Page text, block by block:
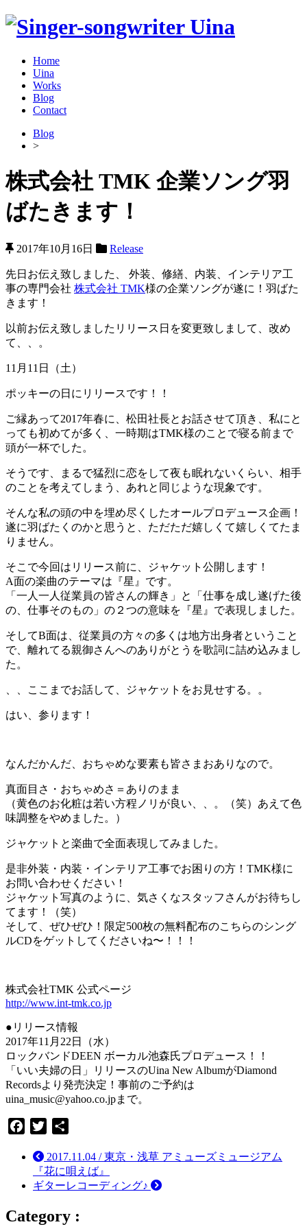
Home
Uina
Works
Blog
Contact
Blog
>
株式会社 TMK 企業ソング羽
ばたきます！
2017年10月16日 Release
先日お伝え致しました、 外装、修繕、内装、インテリア工
事の専門会社 株式会社 TMK様の企業ソングが遂に！羽ばた
きます！
以前お伝え致しましたリリース日を変更致しまして、改め
て、、。
11月11日（土）
ポッキーの日にリリースです！！
ご縁あって2017年春に、松田社長とお話させて頂き、私にと
っても初めてが多く、一時期はTMK様のことで寝る前まで
頭が一杯でした。
そうです、まるで猛烈に恋をして夜も眠れないくらい、相手
のことを考えてしまう、あれと同じような現象です。
そんな私の頭の中を埋め尽くしたオールプロデュース企画！
遂に羽ばたくのかと思うと、ただただ嬉しくて嬉しくてたま
りません。
そこで今回はリリース前に、ジャケット公開します！
A面の楽曲のテーマは『星』です。
「一人一人従業員の皆さんの輝き」と「仕事を成し遂げた後
の、仕事そのもの」の２つの意味を『星』で表現しました。
そしてB面は、従業員の方々の多くは地方出身者ということ
で、離れてる親御さんへのありがとうを歌詞に詰め込みまし
た。
、、ここまでお話して、ジャケットをお見せする。。
はい、参ります！
なんだかんだ、おちゃめな要素も皆さまおありなので。
真面目さ・おちゃめさ＝ありのまま
（黄色のお化粧は若い方程ノリが良い、、。（笑）あえて色
味調整をやめました。）
ジャケットと楽曲で全面表現してみました。
是非外装・内装・インテリア工事でお困りの方！TMK様に
お問い合わせください！
ジャケット写真のように、気さくなスタッフさんがお待ちし
てます！（笑）
そして、ぜひぜひ！限定500枚の無料配布のこちらのシング
ルCDをゲットしてくださいね〜！！！
株式会社TMK 公式ページ
http://www.int-tmk.co.jp
●リリース情報
2017年11月22日（水）
ロックバンドDEEN ボーカル池森氏プロデュース！！
「いい夫婦の日」リリースのUina New AlbumがDiamond
Recordsより発売決定！事前のご予約は
uina_music@yahoo.co.jpまで。
Facebook
Twitter
2017.11.04 / 東京・浅草 アミューズミュージアム
『花に唄えば』
ギターレコーディング♪
Category :